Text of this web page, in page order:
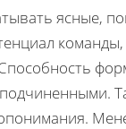
ясные,